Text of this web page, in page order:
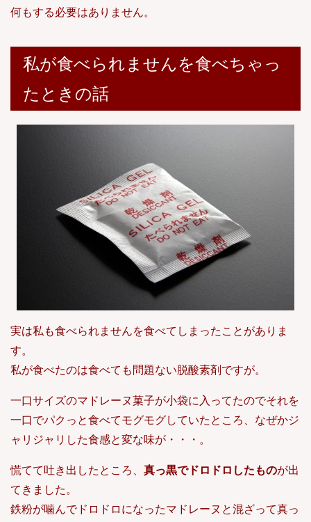
何もする必要はありません。
私が食べられませんを食べちゃっ
たときの話
実は私も食べられませんを食べてしまったことがありま
す。
私が食べたのは食べても問題ない脱酸素剤ですが。
一口サイズのマドレーヌ菓子が小袋に入ってたのでそれを
一口でパクっと食べてモグモグしていたところ、なぜかジ
ャリジャリした食感と変な味が・・・。
慌てて吐き出したところ、 真っ黒でドロドロしたものが出
てきました。
鉄粉が噛んでドロドロになったマドレーヌと混ざって真っ